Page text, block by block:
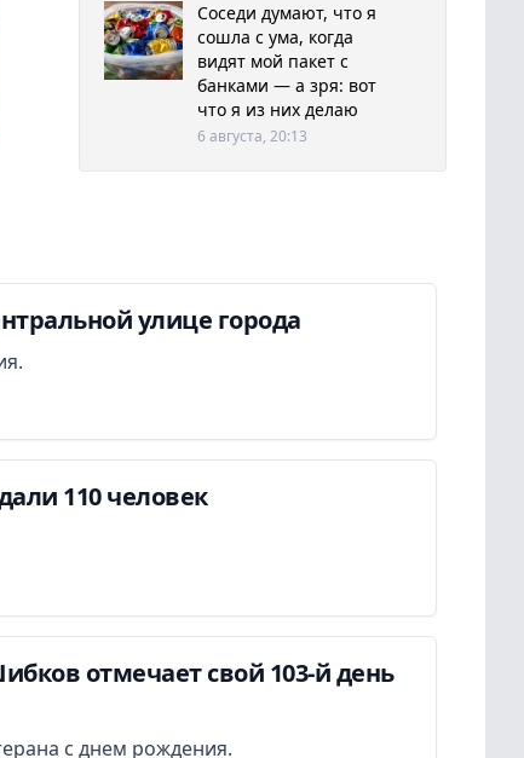
Соседи думают, что я
сошла с ума, когда
видят мой пакет с
банками — а зря: вот
что я из них делаю
6 августа, 20:13
улице города
110 человек
отмечает свой 103-й день
с днем рождения.